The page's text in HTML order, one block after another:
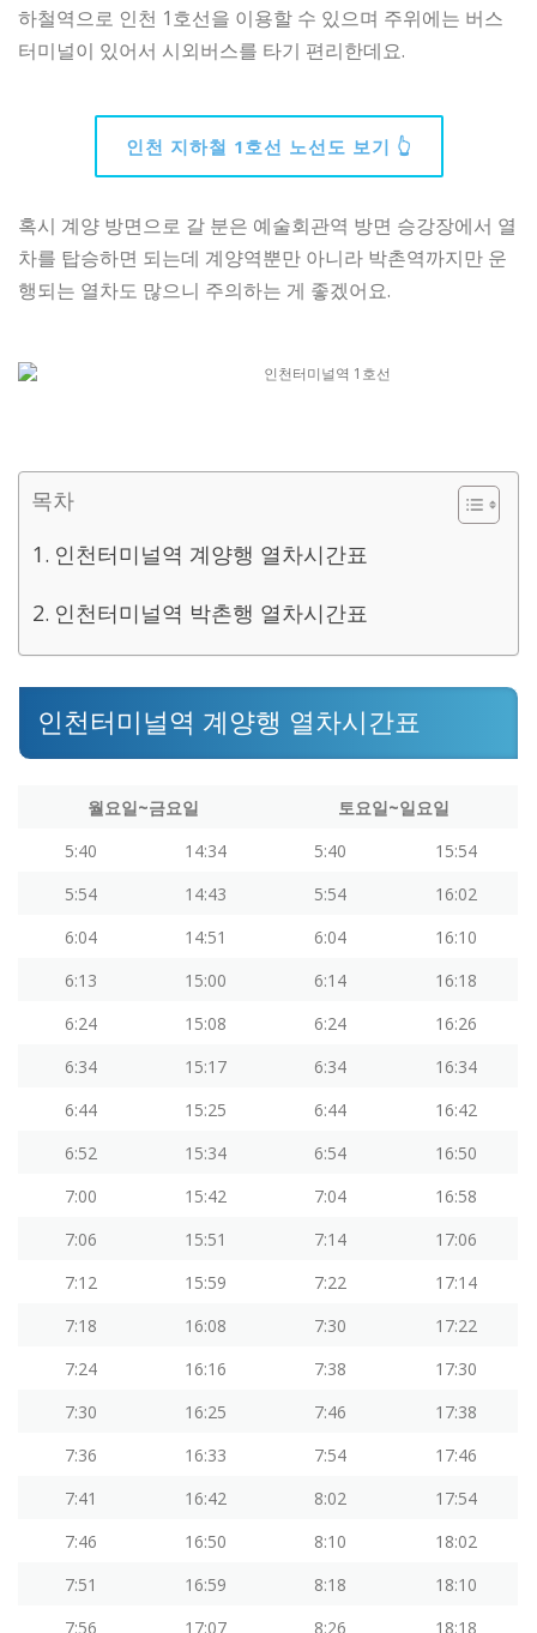
하철역으로 인천 1호선을 이용할 수 있으며 주위에는 버스
터미널이 있어서 시외버스를 타기 편리한데요.
인천 지하철 1호선 노선도 보기 👆
혹시 계양 방면으로 갈 분은 예술회관역 방면 승강장에서 열
차를 탑승하면 되는데 계양역뿐만 아니라 박촌역까지만 운
행되는 열차도 많으니 주의하는 게 좋겠어요.
목차
인천터미널역 계양행 열차시간표
인천터미널역 박촌행 열차시간표
인천터미널역 계양행 열차시간표
월요일~금요일
토요일~일요일
5:40
14:34 5:40
15:54
5:54
14:43 5:54
16:02
6:04
14:51 6:04
16:10
6:13
15:00 6:14
16:18
6:24
15:08 6:24
16:26
6:34
15:17 6:34
16:34
6:44
15:25 6:44
16:42
6:52
15:34 6:54
16:50
7:00
15:42 7:04
16:58
7:06
15:51 7:14
17:06
7:12
15:59 7:22
17:14
7:18
16:08 7:30
17:22
7:24
16:16 7:38
17:30
7:30
16:25 7:46
17:38
7:36
16:33 7:54
17:46
7:41
16:42 8:02
17:54
7:46
16:50 8:10
18:02
7:51
16:59 8:18
18:10
7:56
17:07 8:26 18:18